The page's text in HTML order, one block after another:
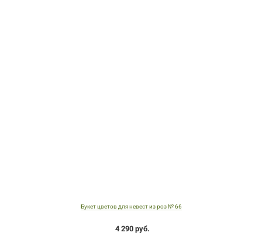
Букет цветов для невест из роз № 66
4 290 руб.